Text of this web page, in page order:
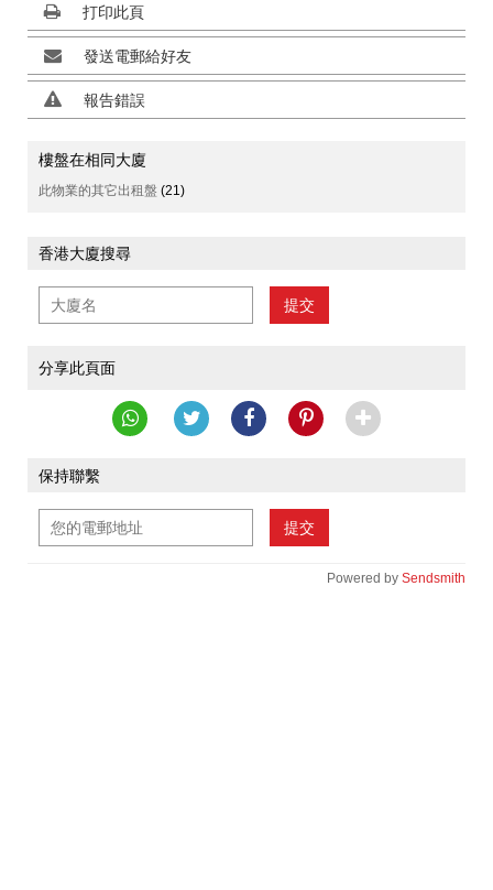
打印此頁
發送電郵給好友
報告錯誤
樓盤在相同大廈
此物業的其它出租盤 (21)
香港大廈搜尋
提交
分享此頁面
保持聯繫
提交
Powered by Sendsmith